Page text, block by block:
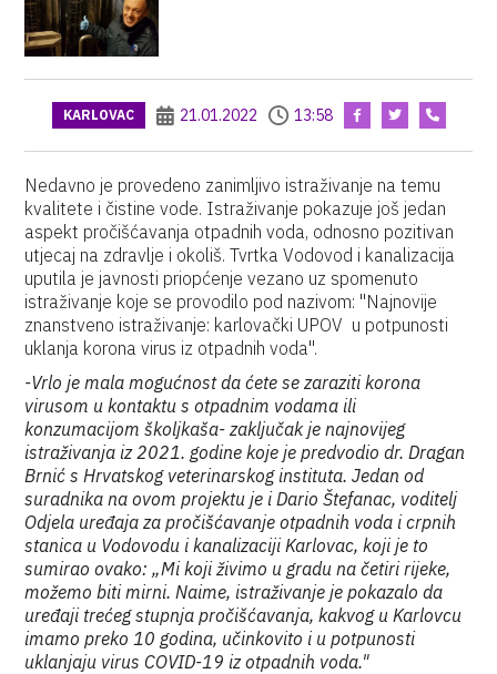
KARLOVAC 21.01.2022 13:58
Nedavno je provedeno zanimljivo istraživanje na temu
kvalitete i čistine vode. Istraživanje pokazuje još jedan
aspekt pročišćavanja otpadnih voda, odnosno pozitivan
utjecaj na zdravlje i okoliš. Tvrtka Vodovod i kanalizacija
uputila je javnosti priopćenje vezano uz spomenuto
istraživanje koje se provodilo pod nazivom: "Najnovije
znanstveno istraživanje: karlovački UPOV u potpunosti
uklanja korona virus iz otpadnih voda".
-Vrlo je mala mogućnost da ćete se zaraziti korona
virusom u kontaktu s otpadnim vodama ili
konzumacijom školjkaša- zaključak je najnovijeg
istraživanja iz 2021. godine koje je predvodio dr. Dragan
Brnić s Hrvatskog veterinarskog instituta. Jedan od
suradnika na ovom projektu je i Dario Štefanac, voditelj
Odjela uređaja za pročišćavanje otpadnih voda i crpnih
stanica u Vodovodu i kanalizaciji Karlovac, koji je to
sumirao ovako: „Mi koji živimo u gradu na četiri rijeke,
možemo biti mirni. Naime, istraživanje je pokazalo da
uređaji trećeg stupnja pročišćavanja, kakvog u Karlovcu
imamo preko 10 godina, učinkovito i u potpunosti
uklanjaju virus COVID-19 iz otpadnih voda."